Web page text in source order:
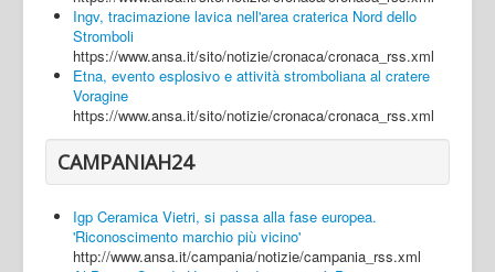
Ingv, tracimazione lavica nell'area craterica Nord dello
Stromboli
https://www.ansa.it/sito/notizie/cronaca/cronaca_rss.xml
Etna, evento esplosivo e attività stromboliana al cratere
Voragine
https://www.ansa.it/sito/notizie/cronaca/cronaca_rss.xml
CAMPANIAH24
Igp Ceramica Vietri, si passa alla fase europea.
'Riconoscimento marchio più vicino'
http://www.ansa.it/campania/notizie/campania_rss.xml